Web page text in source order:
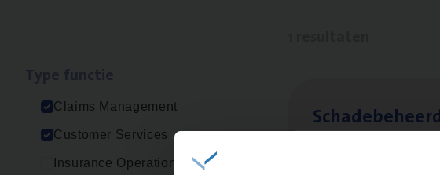
Claims Management
Customer Services
Insurance Operations